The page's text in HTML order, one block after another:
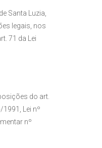
Santa Luzia,
legais, nos
71 da Lei
do art.
1991, Lei nº
nº